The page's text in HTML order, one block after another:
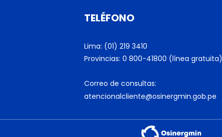
TELÉFONO
Lima: (01) 219 3410
Provincias: 0 800-41800 (línea gratuita)
Correo de consultas:
atencionalcliente@osinergmin.gob.pe